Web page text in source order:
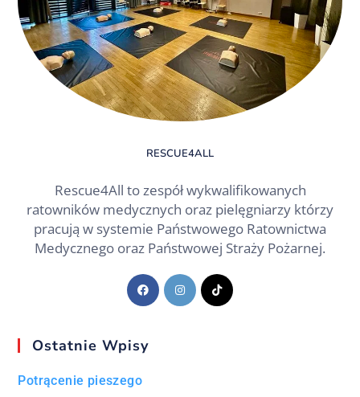
RESCUE4ALL
Rescue4All to zespół wykwalifikowanych
ratowników medycznych oraz pielęgniarzy którzy
pracują w systemie Państwowego Ratownictwa
Medycznego oraz Państwowej Straży Pożarnej.
Ostatnie Wpisy
Potrącenie pieszego